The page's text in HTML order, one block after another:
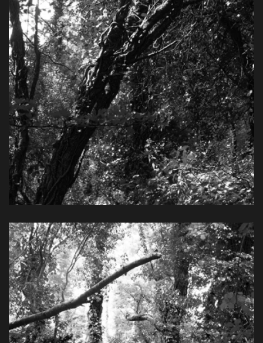
Farbpigmentdruck, 80 x 60 cm, 2014
View
Farbpigmentdruck, 80 x 60 cm, 2014